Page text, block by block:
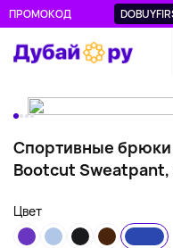
ПРОМОКОД
Спортивные брюки
Bootcut Sweatpant,
Цвет